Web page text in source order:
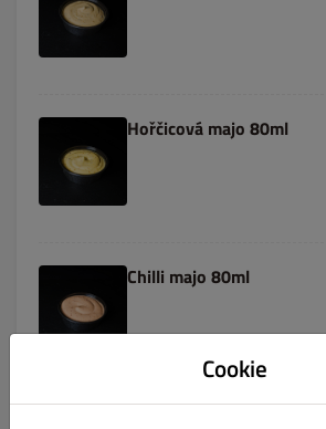
Hořčicová majo 80ml
Chilli majo 80ml
Cookie